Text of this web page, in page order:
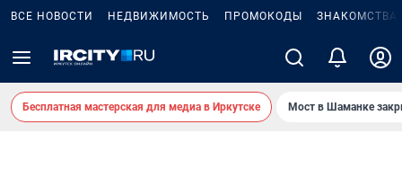
ВСЕ НОВОСТИ НЕДВИЖИМОСТЬ ПРОМОКОДЫ ЗНАКОМСТВА
Бесплатная мастерская для медиа в Иркутске Мост в Шаманке